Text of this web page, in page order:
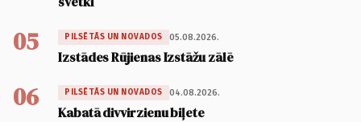
05 PILSĒTĀS UN NOVADOS 05.08.2026.
Izstādes Rūjienas Izstāžu zālē
06 PILSĒTĀS UN NOVADOS 04.08.2026.
Kabatā divvirzienu biļete